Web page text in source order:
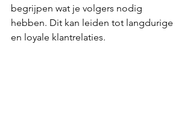
begrijpen wat je volgers nodig
hebben. Dit kan leiden tot langdurige
en loyale klantrelaties.